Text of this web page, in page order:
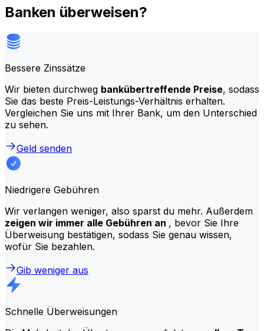
Banken überweisen?
Bessere Zinssätze
Wir bieten durchweg bankübertreffende Preise, sodass
Sie das beste Preis-Leistungs-Verhältnis erhalten.
Vergleichen Sie uns mit Ihrer Bank, um den Unterschied
zu sehen.
Geld senden
Niedrigere Gebühren
Wir verlangen weniger, also sparst du mehr. Außerdem
zeigen wir immer alle Gebühren an , bevor Sie Ihre
Überweisung bestätigen, sodass Sie genau wissen,
wofür Sie bezahlen.
Gib weniger aus
Schnelle Überweisungen